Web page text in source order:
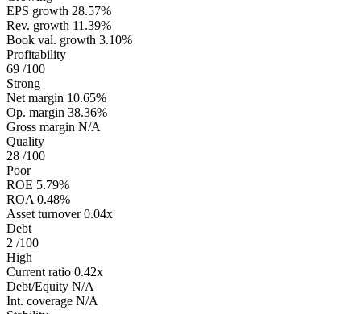
EPS growth 28.57%
Rev. growth 11.39%
Book val. growth 3.10%
Profitability
69 /100
Strong
Net margin 10.65%
Op. margin 38.36%
Gross margin N/A
Quality
28 /100
Poor
ROE 5.79%
ROA 0.48%
Asset turnover 0.04x
Debt
2 /100
High
Current ratio 0.42x
Debt/Equity N/A
Int. coverage N/A